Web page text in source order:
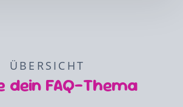
ÜBERSICHT
dein FAQ-Thema